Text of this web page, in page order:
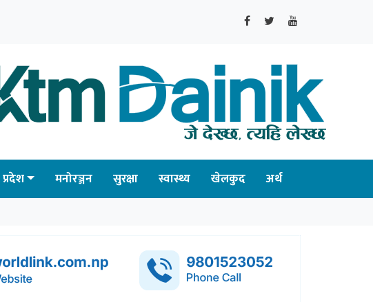
प्रदेश मनोरञ्जन सुरक्षा स्वास्थ्य खेलकुद अर्थ